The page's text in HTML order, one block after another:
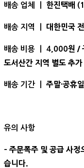
배송 업체 ㅣ 한진택배
배송 지역 ㅣ 대한민국
배송 비용 ㅣ 4 ,000원 /
도서산간 지역 별도 추
배송 기간 ㅣ 주말·공휴
유의 사항
- 주문폭주 및 공급 사정
습니다.